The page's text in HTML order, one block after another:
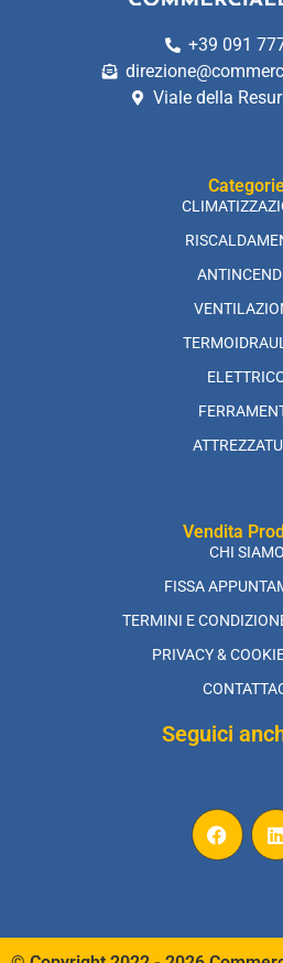
+39 091
Viale della
Vendita
CHI SIAMO
FISSA
TERMINI E
PRIVACY &
Seguici